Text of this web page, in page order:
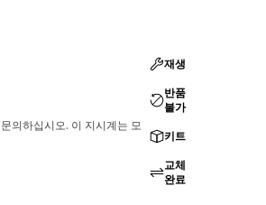
의하십시오. 이 지시계는 모
재생
반품
불가
키트
교체
완료